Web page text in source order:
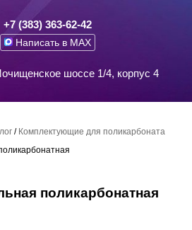
+7 (383) 363-62-42
Написать в MAX
шоссе 1/4, корпус 4
/ Комплектующие для поликарбоната
поликарбонатная